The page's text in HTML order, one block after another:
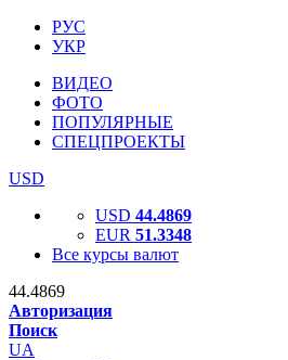
РУС
УКР
ВИДЕО
ФОТО
ПОПУЛЯРНЫЕ
СПЕЦПРОЕКТЫ
USD
USD 44.4869
EUR 51.3348
Все курсы валют
44.4869
Авторизация
Поиск
UA